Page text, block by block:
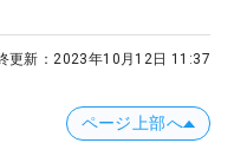
更新：2023年10月12日 11:37
ページ上部へ